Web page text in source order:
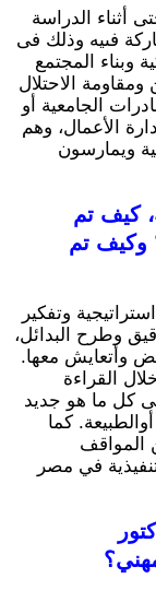
أثناء الدراسة
فىيه وذلك فى
المجتمع
الاحتلال
الجامعية أو
الأعمال، وهم
ويمارسون
كيف تم
وكيف تم
وتفكير
وطرح البدائل،
وأتعايش معها.
القراءة
كل ما هو جديد
كما
المواقف
في مصر